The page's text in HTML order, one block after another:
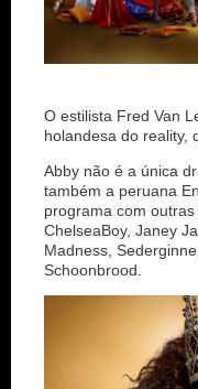
O estilista Fred Van
holandesa do reality,
Abby não é a única
também a peruana
programa com
ChelseaBoy, Janey
Madness,
Schoonbrood.